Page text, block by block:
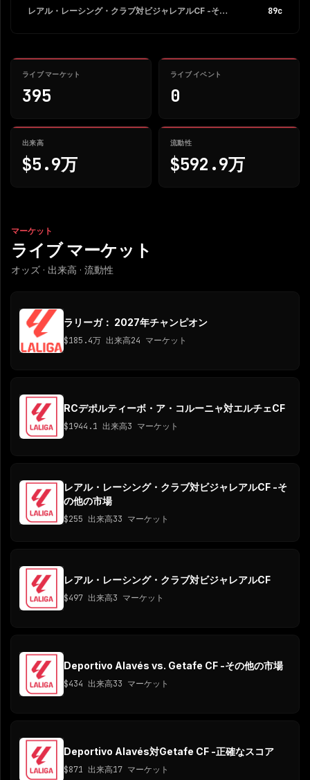
レアル・レーシング・クラブ対ビジャレアルCF -その他の市場 89c
ライブ マーケット
395
ライブ イベント
0
出来高
$5.9万
流動性
$592.9万
マーケット
ライブ マーケット
オッズ · 出来高 · 流動性
ラリーガ： 2027年チャンピオン
$185.4万 出来高24 マーケット
RCデポルティーボ・ア・コルーニャ対エルチェCF
$1944.1 出来高3 マーケット
レアル・レーシング・クラブ対ビジャレアルCF -そ
の他の市場
$255 出来高33 マーケット
レアル・レーシング・クラブ対ビジャレアルCF
$497 出来高3 マーケット
Deportivo Alavés vs. Getafe CF -その他の市場
$434 出来高33 マーケット
Deportivo Alavés対Getafe CF -正確なスコア
$871 出来高17 マーケット